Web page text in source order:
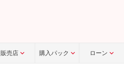
販売店 購入パック ローン